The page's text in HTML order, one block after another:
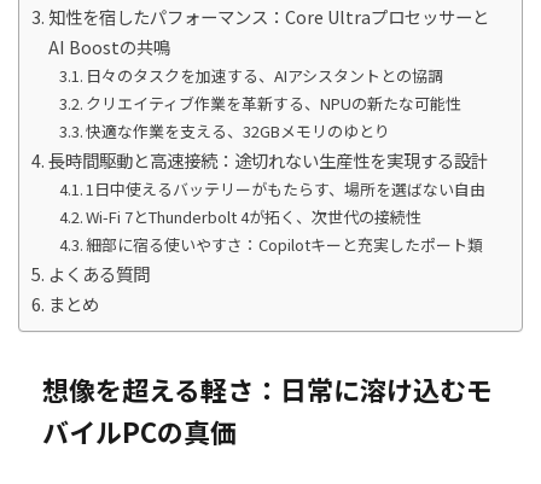
知性を宿したパフォーマンス：Core Ultraプロセッサーと
AI Boostの共鳴
日々のタスクを加速する、AIアシスタントとの協調
クリエイティブ作業を革新する、NPUの新たな可能性
快適な作業を支える、32GBメモリのゆとり
長時間駆動と高速接続：途切れない生産性を実現する設計
1日中使えるバッテリーがもたらす、場所を選ばない自由
Wi-Fi 7とThunderbolt 4が拓く、次世代の接続性
細部に宿る使いやすさ：Copilotキーと充実したポート類
よくある質問
まとめ
想像を超える軽さ：日常に溶け込むモ
バイルPCの真価